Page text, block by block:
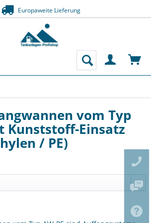
Europaweite Lieferung
vom Typ
Kunststoff-Einsatz
/ PE)